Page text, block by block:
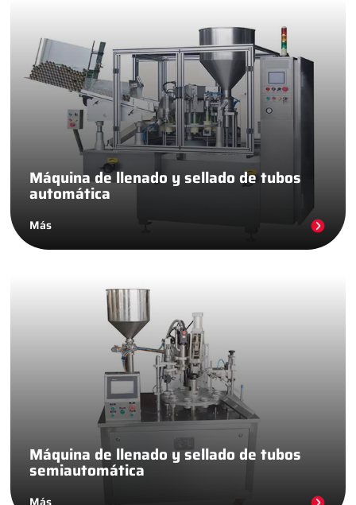
Máquina de llenado y sellado de tubos
automática
Más
Máquina de llenado y sellado de tubos
semiautomática